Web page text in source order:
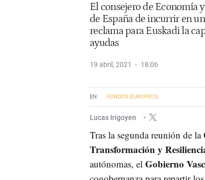
El consejero de Economía
de España de incurrir en
reclama para Euskadi la
ayudas
19 abril, 2021 18:06
FONDOS EUROPEOS
Lucas Irigoyen
Tras la segunda reunión de
Transformación y
autónomas, el Gobierno